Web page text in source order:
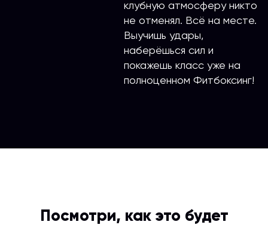
клубную атмосферу никто
не отменял. Всё на месте.
Выучишь удары,
наберёшься сил и
покажешь класс уже на
полноценном Фитбоксинг!
Посмотри, как это будет